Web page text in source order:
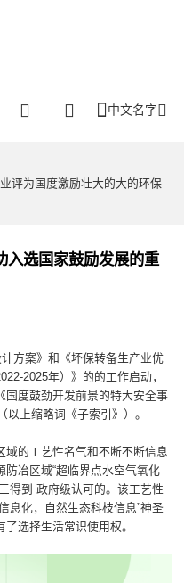
中文名字
评为国度激励壮大的大的环保
入选国家鼓励发展的重
方案》和《坏保转备生产业优
2025年）》的的工作启动，
国度鼓劲开发前景的特大安全事
上缩略词《子索引》）。
域的工艺性名气和不断不断信息
冶区域“超临界点水空气氧化
得到 政府级认可的。该工艺性
息化，自然生态科枝信息”神圣
选择生活常识使用权。